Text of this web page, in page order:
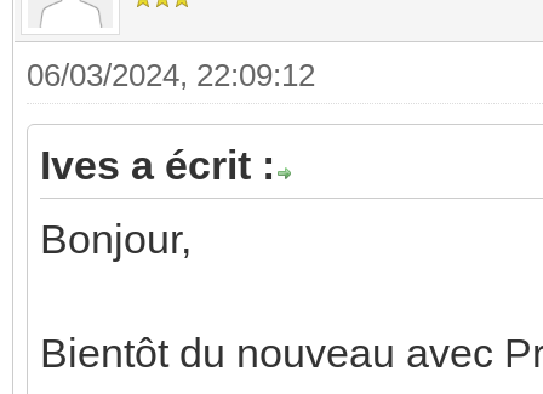
06/03/2024, 22:09:12
Ives a écrit :
Bonjour,
Bientôt du nouveau avec